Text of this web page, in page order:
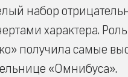
набор
характера.
получила самые
«Омнибуса».